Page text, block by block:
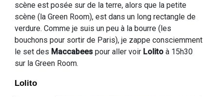
scène est posée sur de la terre, alors que la petite
scène (la Green Room), est dans un long rectangle de
verdure. Comme je suis un peu à la bourre (les
bouchons pour sortir de Paris), je zappe consciemment
le set des Maccabees pour aller voir Lolito à 15h30
sur la Green Room.
Lolito